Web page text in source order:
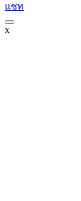
แชท
x